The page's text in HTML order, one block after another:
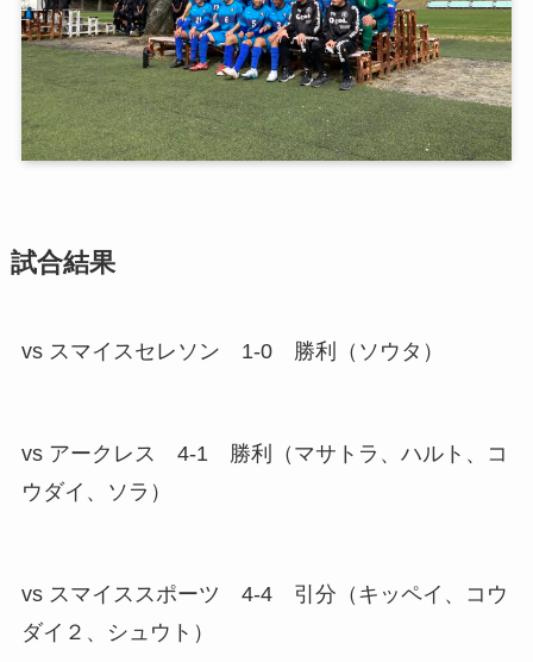
試合結果
vs スマイスセレソン 1-0 勝利（ソウタ）
vs アークレス 4-1 勝利（マサトラ、ハルト、コ
ウダイ、ソラ）
vs スマイススポーツ 4-4 引分（キッペイ、コウ
ダイ２、シュウト）